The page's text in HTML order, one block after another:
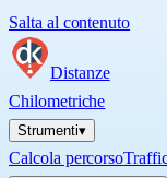
Salta al contenuto
Distanze
Chilometriche
Strumenti▾
Calcola percorso